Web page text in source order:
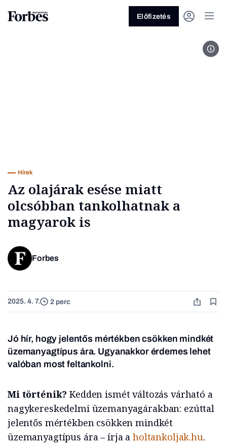
Előfizetés
Hírek
Az olajárak esése miatt
olcsóbban tankolhatnak a
magyarok is
Forbes
2025. 4. 7. 2 perc
Jó hír, hogy jelentős mértékben csökken mindkét
üzemanyagtípus ára. Ugyanakkor érdemes lehet
valóban most feltankolni.
Mi történik? Kedden ismét változás várható a
nagykereskedelmi üzemanyagárakban: ezúttal
jelentős mértékben csökken mindkét
üzemanyagtípus ára – írja a holtankoljak.hu.